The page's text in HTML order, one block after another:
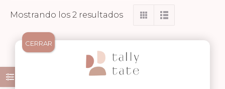
Mostrando los 2 resultadosOrdenado
los
últimos
CERRAR